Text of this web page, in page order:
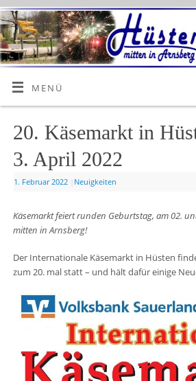
MENÜ
20. Käsemarkt in
3. April 2022
1. Februar 2022 Neuigkeiten
Käsemarkt feiert runden Geburtstag, am 02.
mitten in Arnsberg!
Der Internationale Käsemarkt in Hüsten
zum 20. mal statt – und hält dafür einige